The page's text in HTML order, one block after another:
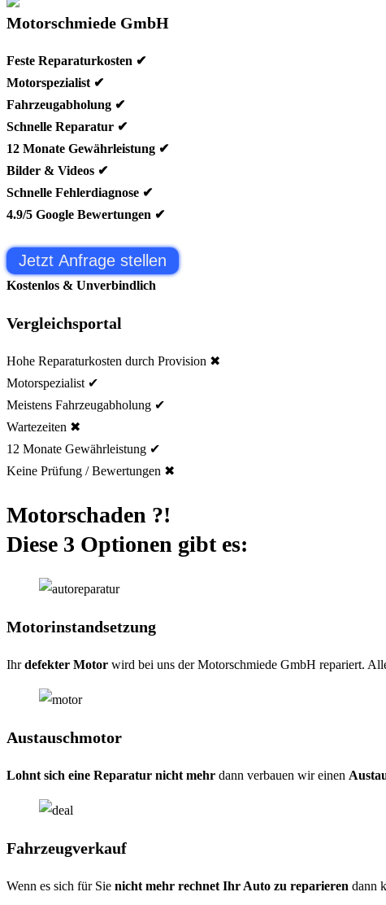
Motorschmiede GmbH
Feste Reparaturkosten ✔
Motorspezialist ✔
Fahrzeugabholung ✔
Schnelle Reparatur ✔
12 Monate Gewährleistung ✔
Bilder & Videos ✔
Schnelle Fehlerdiagnose ✔
4.9/5 Google Bewertungen ✔
Jetzt Anfrage stellen
Kostenlos & Unverbindlich
Vergleichsportal
Hohe Reparaturkosten durch Provision ✖
Motorspezialist ✔
Meistens Fahrzeugabholung ✔
Wartezeiten ✖
12 Monate Gewährleistung ✔
Keine Prüfung / Bewertungen ✖
Motorschaden ?!
Diese 3 Optionen gibt es:
Motorinstandsetzung
Ihrdefekter Motor wird bei uns der Motorschmiede GmbH repariert.
Austauschmotor
Lohnt sich eine Reparatur nicht mehr dann verbauen wir einen
Fahrzeugverkauf
Wenn es sich für Sie nicht mehr rechnet Ihr Auto zu reparieren dann